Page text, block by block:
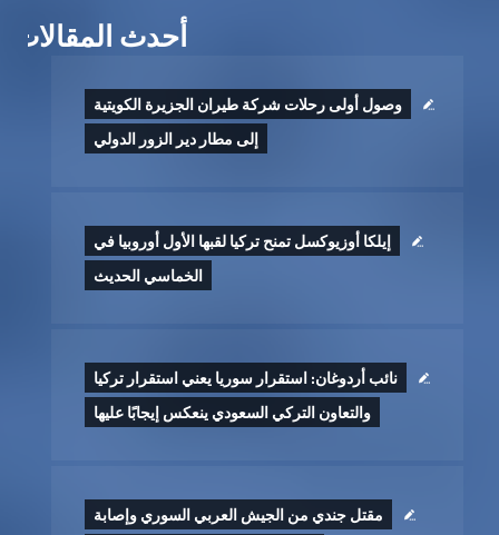
أحدث المقالات
وصول أولى رحلات شركة طيران الجزيرة الكويتية
إلى مطار دير الزور الدولي
إيلكا أوزيوكسل تمنح تركيا لقبها الأول أوروبيا في
الخماسي الحديث
نائب أردوغان: استقرار سوريا يعني استقرار تركيا
والتعاون التركي السعودي ينعكس إيجابًا عليها
مقتل جندي من الجيش العربي السوري وإصابة